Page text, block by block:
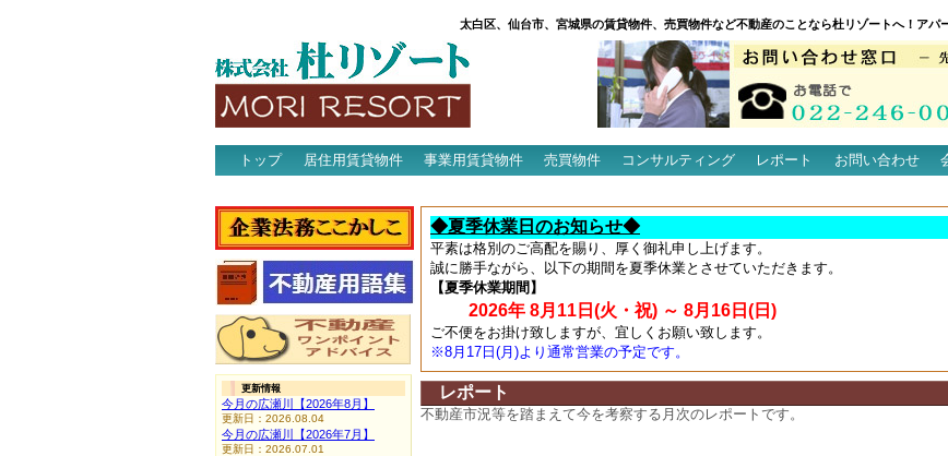
太白区、仙台市、宮城県の賃貸物件、売買物件など不動産のことなら杜リゾートへ！アパ
トップ 居住用賃貸物件 事業用賃貸物件 売買物件 コンサルティング レポート お問い合わせ
◆夏季休業日のお知らせ◆
平素は格別のご高配を賜り、厚く御礼申し上げます。
誠に勝手ながら、以下の期間を夏季休業とさせていただきます。
【夏季休業期間】
2026年 8月11日(火・祝) ～ 8月16日(日)
ご不便をお掛け致しますが、宜しくお願い致します。
※8月17日(月)より通常営業の予定です。
レポート
不動産市況等を踏まえて今を考察する月次のレポートです。
更新情報
今月の広瀬川【2026年8月】
更新日：2026.08.04
今月の広瀬川【2026年7月】
更新日：2026.07.01